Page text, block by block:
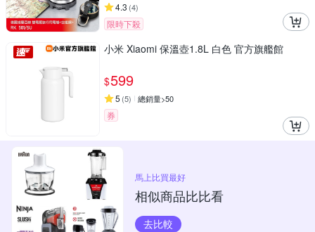
4.3 (4)
限時下殺
小米 Xiaomi 保溫壺1.8L 白色 官方旗艦館
$599
5 (5) 總銷量>50
券
馬上比買最好
相似商品比比看
去比較